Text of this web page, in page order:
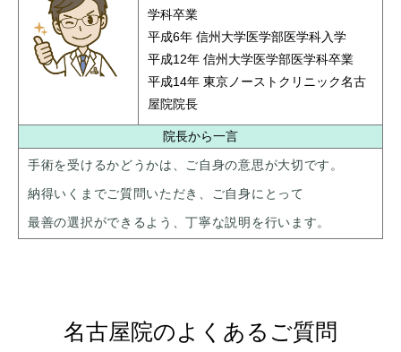
学科卒業
平成6年 信州大学医学部医学科入学
平成12年 信州大学医学部医学科卒業
平成14年 東京ノーストクリニック名古
屋院院長
院長から一言
手術を受けるかどうかは、ご自身の意思が大切です。
納得いくまでご質問いただき、ご自身にとって
最善の選択ができるよう、丁寧な説明を行います。